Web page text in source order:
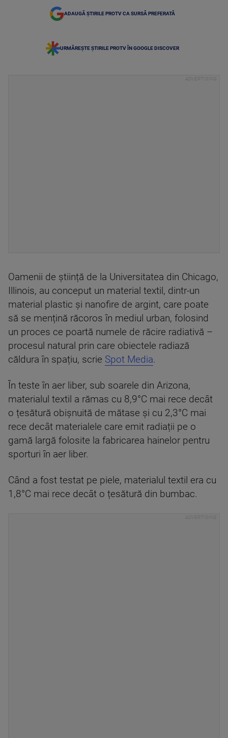
ADAUGĂ ȘTIRILE PROTV CA SURSĂ PREFERATĂ
URMĂREȘTE ȘTIRILE PROTV ÎN GOOGLE DISCOVER
Oamenii de știință de la Universitatea din Chicago,
Illinois, au conceput un material textil, dintr-un
material plastic și nanofire de argint, care poate
să se mențină răcoros în mediul urban, folosind
un proces ce poartă numele de răcire radiativă –
procesul natural prin care obiectele radiază
căldura în spațiu, scrie Spot Media.
În teste în aer liber, sub soarele din Arizona,
materialul textil a rămas cu 8,9°C mai rece decât
o țesătură obișnuită de mătase și cu 2,3°C mai
rece decât materialele care emit radiații pe o
gamă largă folosite la fabricarea hainelor pentru
sporturi în aer liber.
Când a fost testat pe piele, materialul textil era cu
1,8°C mai rece decât o țesătură din bumbac.